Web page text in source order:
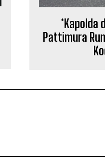
*Kapolda
Pattimura